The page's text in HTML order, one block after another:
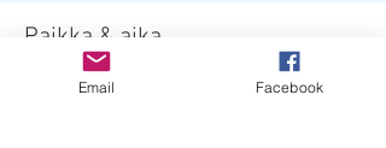
Paikka & aika
10.4.2022 klo 10.00 – 18.00
Email Facebook